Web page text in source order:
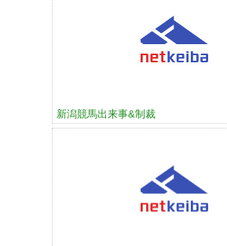
新潟競馬出来事&制裁